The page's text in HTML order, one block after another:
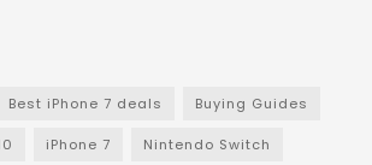
Best iPhone 7 deals Buying Guides
iPhone 7 Nintendo Switch